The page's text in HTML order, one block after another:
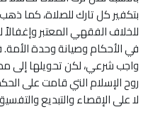
بتكفير كل تارك للصلاة، كما
للخلاف الفقهي المعتبر
في الأحكام وصيانة وحدة
واجب شرعي، لكن تحويلها إلى
روح الإسلام التي قامت على
لا على الإقصاء والتبديع